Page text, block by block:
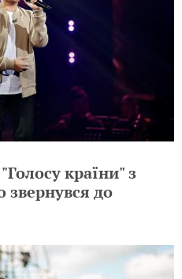
країни" з
звернувся до